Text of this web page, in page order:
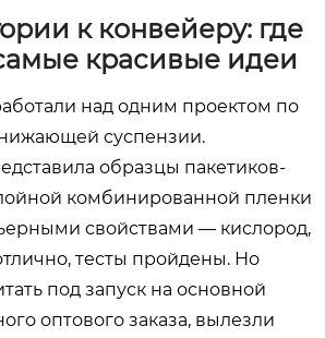
к конвейеру: где
красивые идеи
над одним проектом по
суспензии.
образцы пакетиков-
комбинированной пленки
свойствами — кислород,
тесты пройдены. Но
под запуск на основной
оптового заказа, вылезли